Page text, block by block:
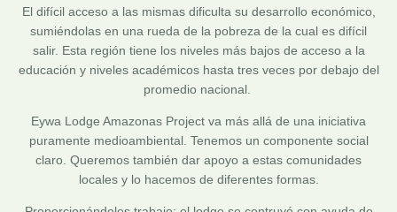
El difícil acceso a las mismas dificulta su desarrollo económico,
sumiéndolas en una rueda de la pobreza de la cual es difícil
salir. Esta región tiene los niveles más bajos de acceso a la
educación y niveles académicos hasta tres veces por debajo del
promedio nacional.
Eywa Lodge Amazonas Project va más allá de una iniciativa
puramente medioambiental. Tenemos un componente social
claro. Queremos también dar apoyo a estas comunidades
locales y lo hacemos de diferentes formas.